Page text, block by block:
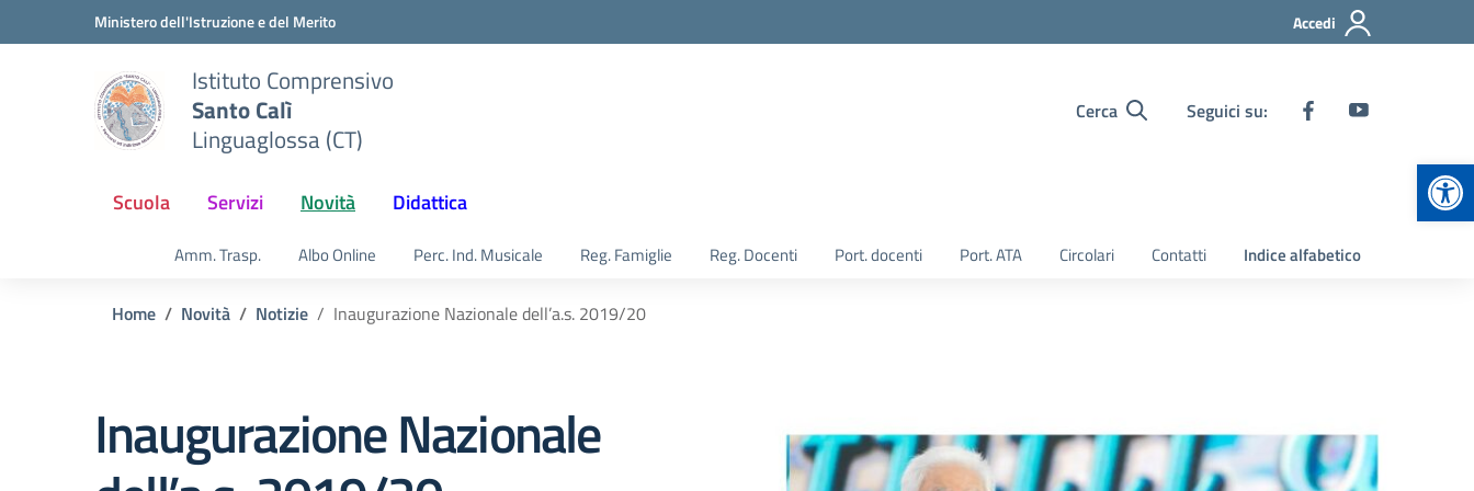
Vai ai contenuti
Vai al menu di navigazioneMinistero dell'Istruzione e del Merito Accedi
Istituto Comprensivo
Santo Calì
Linguaglossa (CT)
Cerca Seguici su:
Scuola Servizi Novità Didattica
Amm. Trasp. Albo Online Perc. Ind. Musicale Reg. Famiglie Reg. Docenti Port. docenti Port. ATA Circolari Contatti Indice alfabetico
Home Novità Notizie Inaugurazione Nazionale dell’a.s. 2019/20
Inaugurazione Nazionale